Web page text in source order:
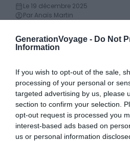
GenerationVoyage - Do Not
Information
If you wish to opt-out of the sale,
processing of your personal or
targeted advertising by us, please
section to confirm your selection.
opt-out request is processed you
interest-based ads based on
us or personal information
Le 19 décembre 2025
Par Anaïs Martin
4 visites à faire sur les traces
Le 19 décembre 2025
Par Anaïs Martin
Monument
Les 6 monuments
Le 13 avril 2026